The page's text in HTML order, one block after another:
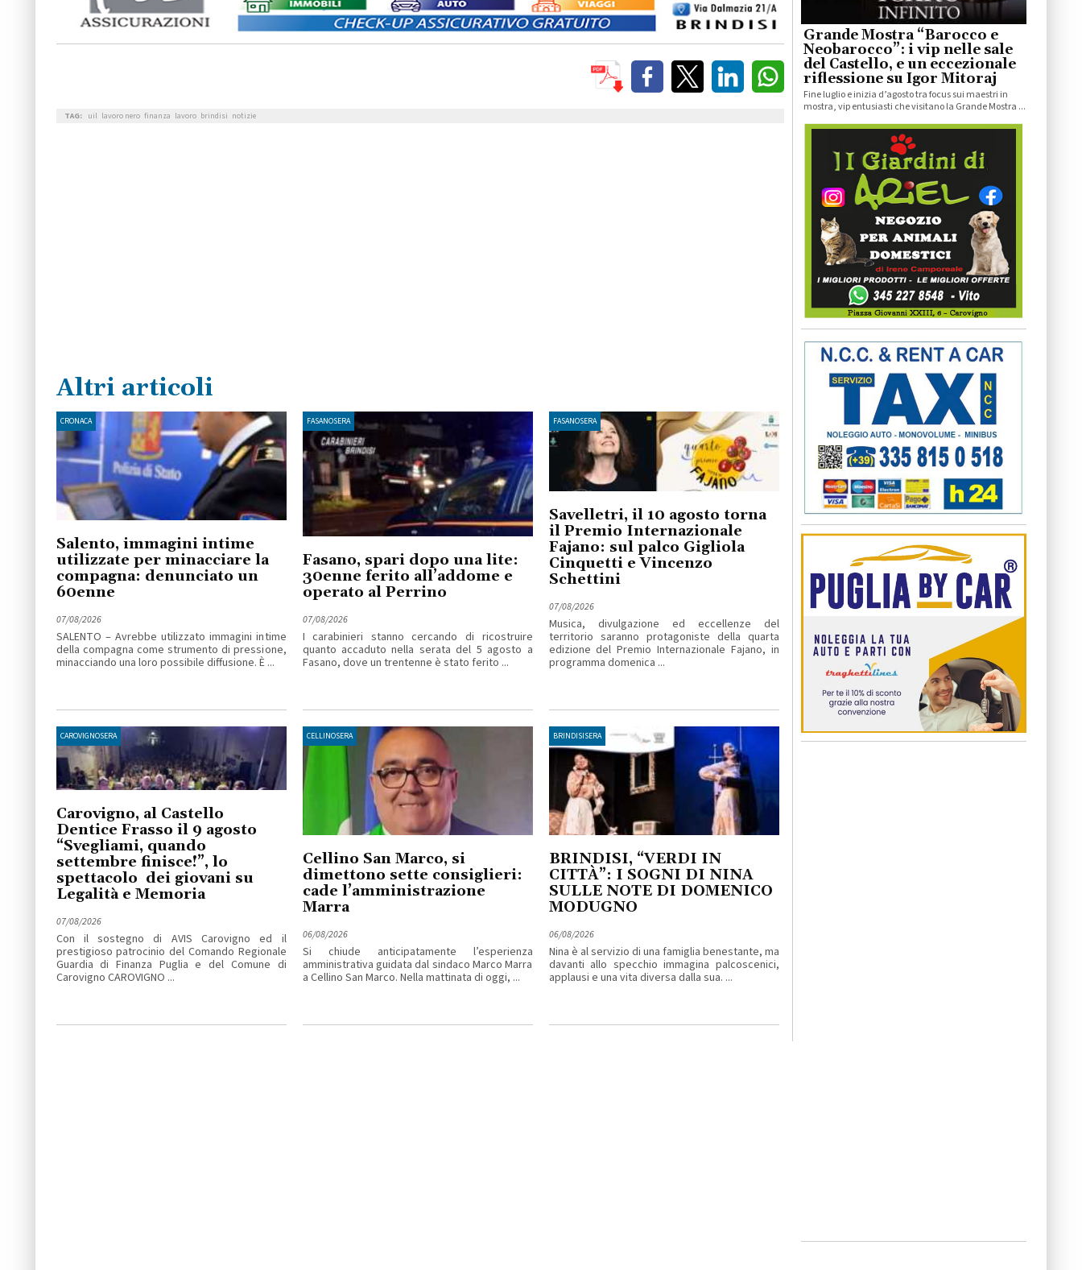
TAG: uil lavoro nero finanza lavoro brindisi notizie
Altri articoli
CRONACA
Salento, immagini intime
utilizzate per minacciare la
compagna: denunciato un
60enne
07/08/2026
SALENTO – Avrebbe utilizzato immagini intime
della compagna come strumento di pressione,
minacciando una loro possibile diffusione. È ...
FASANOSERA
Fasano, spari dopo una lite:
30enne ferito all’addome e
operato al Perrino
07/08/2026
I carabinieri stanno cercando di ricostruire
quanto accaduto nella serata del 5 agosto a
Fasano, dove un trentenne è stato ferito ...
FASANOSERA
Savelletri, il 10 agosto torna
il Premio Internazionale
Fajano: sul palco Gigliola
Cinquetti e Vincenzo
Schettini
07/08/2026
Musica, divulgazione ed eccellenze del
territorio saranno protagoniste della quarta
edizione del Premio Internazionale Fajano, in
programma domenica ...
CAROVIGNOSERA
Carovigno, al Castello
Dentice Frasso il 9 agosto
“Svegliami, quando
settembre finisce!”, lo
spettacolo dei giovani su
Legalità e Memoria
07/08/2026
Con il sostegno di AVIS Carovigno ed il
prestigioso patrocinio del Comando Regionale
Guardia di Finanza Puglia e del Comune di
Carovigno CAROVIGNO ...
CELLINOSERA
Cellino San Marco, si
dimettono sette consiglieri:
cade l’amministrazione
Marra
06/08/2026
Si chiude anticipatamente l’esperienza
amministrativa guidata dal sindaco Marco Marra
a Cellino San Marco. Nella mattinata di oggi, ...
BRINDISISERA
BRINDISI, “VERDI IN
CITTÀ”: I SOGNI DI NINA
SULLE NOTE DI DOMENICO
MODUGNO
06/08/2026
Nina è al servizio di una famiglia benestante, ma
davanti allo specchio immagina palcoscenici,
applausi e una vita diversa dalla sua. ...
Grande Mostra “Barocco e
Neobarocco”: i vip nelle sale
del Castello, e un eccezionale
riflessione su Igor Mitoraj
Fine luglio e inizia d’agosto tra focus sui maestri in
mostra, vip entusiasti che visitano la Grande Mostra ...